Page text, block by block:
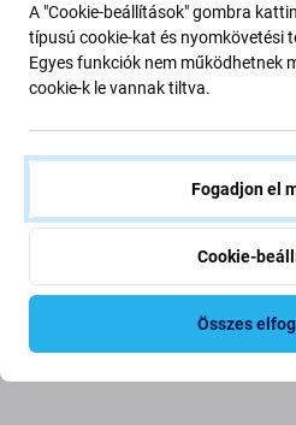
FixPremium - USB-C -
A "Cookie-beállítások" gombra
típusú cookie-kat és nyomkövetési
Egyes funkciók nem működhetnek
cookie-k le vannak tiltva.
Fogadjon el
Cookie-
Összes